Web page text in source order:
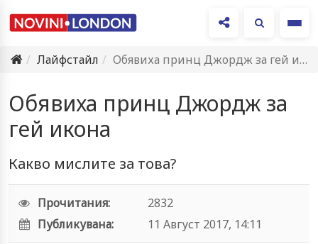
Лайфстайл
Обявиха принц Джордж за гей икона
Обявиха принц Джордж за
гей икона
Какво мислите за това?
Прочитания:
2832
Публикувана:
11 Август 2017, 14:11